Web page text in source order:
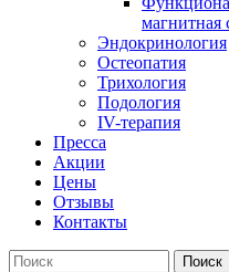
Эндокринология
Остеопатия
Трихология
Подология
IV-терапия
Пресса
Акции
Цены
Отзывы
Контакты